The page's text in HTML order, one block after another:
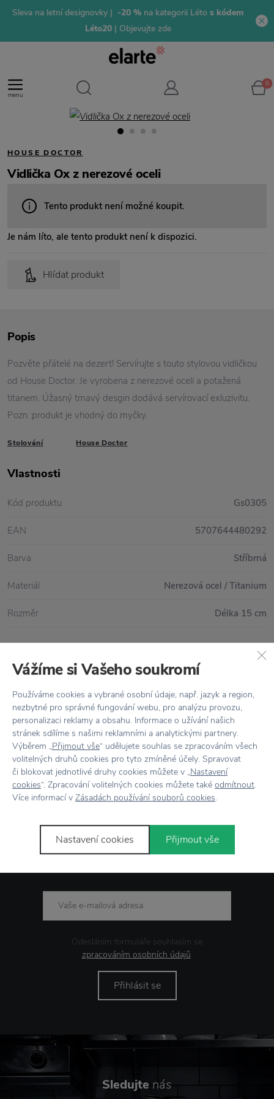
Sleva na letní designovky | -20 % na kategorii Léto s kódem
Léto20 | Objevujte zde
menu
0
HOUSE DOCTOR
Vidlička Ox z nerezové oceli
Tento produkt není možné koupit.
Je nám líto, ale tento produkt není k dispozici.
Hlídat produkt
Vše skladem,odesíláme ihned
Doprava zdarmanad 2 000 Kč
Vrácení zbožído 30 dnů
7500+ produktůna výběr
Showroom ve Zlíně
Popis
Pozvěte přátelé na dezert! Servírujte s touto stylovou vidličkou
od House Doctor. Je vyrobena z nerezové oceli a potažená
titanem. Úžasný tmavý desgin dodává servírovací exluzivitu.
Pozn :produkt je vhodný do myčky.
Stolování House Doctor
Vlastnosti
Kód produktu Gs0305
EAN 5707644480292
Barva Stříbrná
Materiál Nerezová ocel / Titanium
Rozměr Délka 15 cm
Novinkye-mailem
Odesláním formuláře souhlasím se
zpracováním osobních údajů.
Přihlásit se
Sledujte nás
Vážíme si Vašeho soukromí
Používáme cookies a vybrané osobní údaje, např. jazyk a region,
nezbytné pro správné fungování webu, pro analýzu provozu,
personalizaci reklamy a obsahu. Informace o užívání našich
stránek sdílíme s našimi reklamními a analytickými partnery.
Výběrem „Přijmout vše“ udělujete souhlas se zpracováním všech
volitelných druhů cookies pro tyto zmíněné účely. Spravovat
či blokovat jednotlivé druhy cookies můžete v „Nastavení
cookies“. Zpracování volitelných cookies můžete také odmítnout.
Více informací v Zásadách používání souborů cookies.
Nastavení cookies Přijmout vše